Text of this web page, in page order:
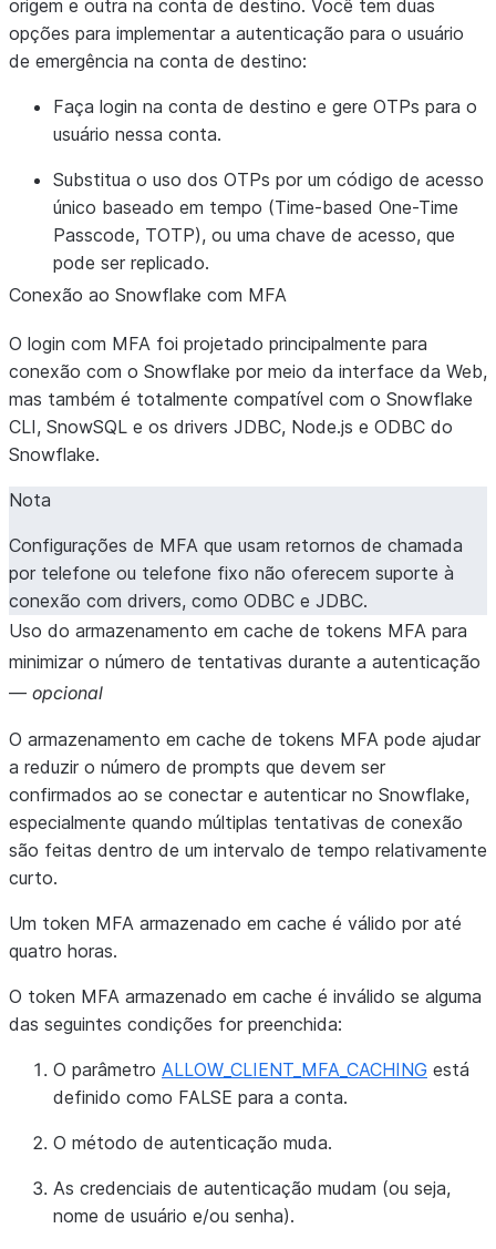
origem e outra na conta de destino. Você tem duas
opções para implementar a autenticação para o usuário
de emergência na conta de destino:
Faça login na conta de destino e gere OTPs para o
usuário nessa conta.
Substitua o uso dos OTPs por um código de acesso
único baseado em tempo (Time-based One-Time
Passcode, TOTP), ou uma chave de acesso, que
pode ser replicado.
Conexão ao Snowflake com MFA
O login com MFA foi projetado principalmente para
conexão com o Snowflake por meio da interface da Web,
mas também é totalmente compatível com o Snowflake
CLI, SnowSQL e os drivers JDBC, Node.js e ODBC do
Snowflake.
Nota
Configurações de MFA que usam retornos de chamada
por telefone ou telefone fixo não oferecem suporte à
conexão com drivers, como ODBC e JDBC.
Uso do armazenamento em cache de tokens MFA para
minimizar o número de tentativas durante a autenticação
— opcional
O armazenamento em cache de tokens MFA pode ajudar
a reduzir o número de prompts que devem ser
confirmados ao se conectar e autenticar no Snowflake,
especialmente quando múltiplas tentativas de conexão
são feitas dentro de um intervalo de tempo relativamente
curto.
Um token MFA armazenado em cache é válido por até
quatro horas.
O token MFA armazenado em cache é inválido se alguma
das seguintes condições for preenchida:
O parâmetro ALLOW_CLIENT_MFA_CACHING está
definido como FALSE para a conta.
O método de autenticação muda.
As credenciais de autenticação mudam (ou seja,
nome de usuário e/ou senha).